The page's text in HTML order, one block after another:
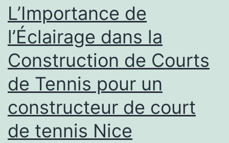
à
Nice
L’Importance de
l’Éclairage dans la
Construction de Courts
de Tennis pour un
constructeur de court
de tennis Nice